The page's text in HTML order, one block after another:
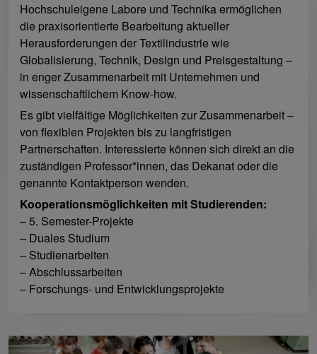
Hochschuleigene Labore und Technika ermöglichen
die praxisorientierte Bearbeitung aktueller
Herausforderungen der Textilindustrie wie
Globalisierung, Technik, Design und Preisgestaltung –
in enger Zusammenarbeit mit Unternehmen und
wissenschaftlichem Know-how.
Es gibt vielfältige Möglichkeiten zur Zusammenarbeit –
von flexiblen Projekten bis zu langfristigen
Partnerschaften. Interessierte können sich direkt an die
zuständigen Professor*innen, das Dekanat oder die
genannte Kontaktperson wenden.
Kooperationsmöglichkeiten mit Studierenden:
– 5. Semester-Projekte
– Duales Studium
– Studienarbeiten
– Abschlussarbeiten
– Forschungs- und Entwicklungsprojekte